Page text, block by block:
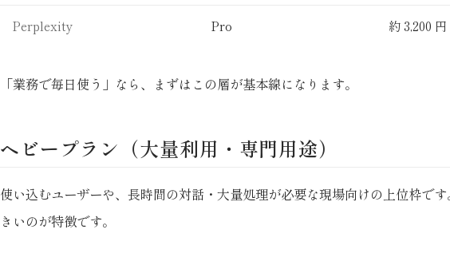
Perplexity Pro 約 3,200 円
「業務で毎日使う」なら、まずはこの層が基本線になります。
ヘビープラン（大量利用・専門用途）
使い込むユーザーや、長時間の対話・大量処理が必要な現場向けの上位枠で
きいのが特徴です。